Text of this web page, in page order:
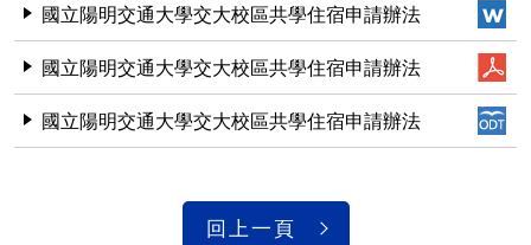
國立陽明交通大學交大校區共學住宿申請辦法
國立陽明交通大學交大校區共學住宿申請辦法
國立陽明交通大學交大校區共學住宿申請辦法
回上一頁